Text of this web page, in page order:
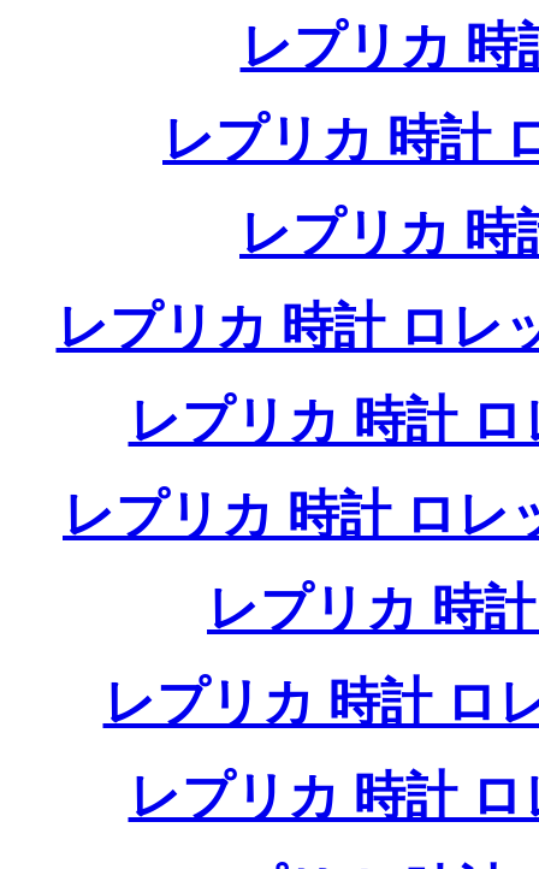
レプリカ 時
レプリカ 時計
レプリカ 時
レプリカ 時計 ロレ
レプリカ 時計
レプリカ 時計 ロレ
レプリカ 時
レプリカ 時計 ロ
レプリカ 時計